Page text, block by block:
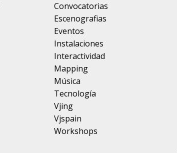
Convocatorias
Escenografias
Eventos
Instalaciones
Interactividad
Mapping
Música
Tecnología
Vjing
Vjspain
Workshops